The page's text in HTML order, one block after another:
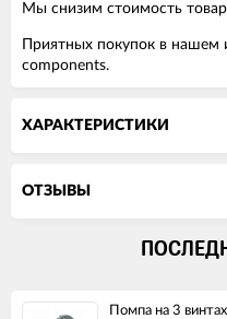
Мы снизим стоимость
Приятных покупок в нашем
components.
ХАРАКТЕРИСТИКИ
ОТЗЫВЫ
Помпа на 3